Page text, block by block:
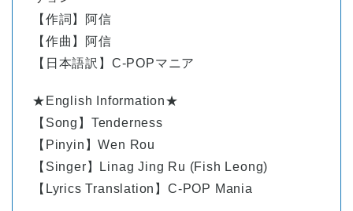
【作詞】阿信
【作曲】阿信
【日本語訳】C-POPマニア
★English Information★
【Song】Tenderness
【Pinyin】Wen Rou
【Singer】Linag Jing Ru (Fish Leong)
【Lyrics Translation】C-POP Mania